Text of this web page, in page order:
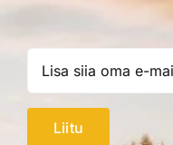
Liitu